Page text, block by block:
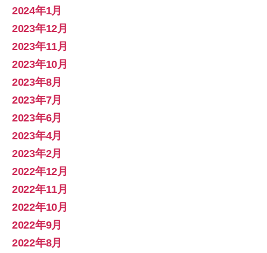
2024年1月
2023年12月
2023年11月
2023年10月
2023年8月
2023年7月
2023年6月
2023年4月
2023年2月
2022年12月
2022年11月
2022年10月
2022年9月
2022年8月